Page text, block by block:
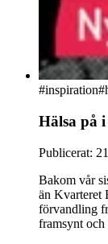
#inspiration
Hälsa på
Publicerat:
Bakom vår
än Kvarteret
förvandling
framsynt